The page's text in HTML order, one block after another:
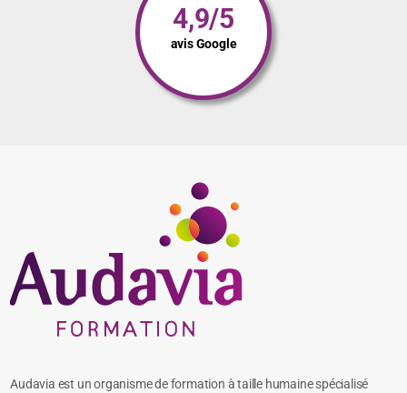
4,9/5
avis Google
Audavia est un organisme de formation à taille humaine spécialisé